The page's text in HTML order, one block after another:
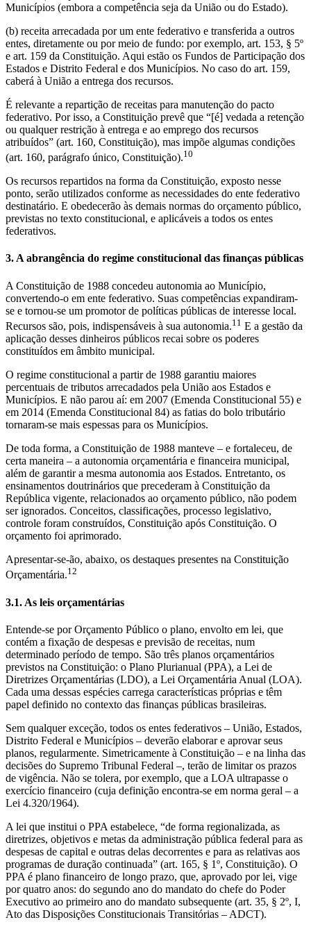
Municípios (embora a competência seja da União ou do Estado).
(b) receita arrecadada por um ente federativo e transferida a outros
entes, diretamente ou por meio de fundo: por exemplo, art. 153, § 5º
e art. 159 da Constituição. Aqui estão os Fundos de Participação dos
Estados e Distrito Federal e dos Municípios. No caso do art. 159,
caberá à União a entrega dos recursos.
É relevante a repartição de receitas para manutenção do pacto
federativo. Por isso, a Constituição prevê que “[é] vedada a retenção
ou qualquer restrição à entrega e ao emprego dos recursos
atribuídos” (art. 160, Constituição), mas impõe algumas condições
(art. 160, parágrafo único, Constituição).10
Os recursos repartidos na forma da Constituição, exposto nesse
ponto, serão utilizados conforme as necessidades do ente federativo
destinatário. E obedecerão às demais normas do orçamento público,
previstas no texto constitucional, e aplicáveis a todos os entes
federativos.
3. A abrangência do regime constitucional das finanças públicas
A Constituição de 1988 concedeu autonomia ao Município,
convertendo-o em ente federativo. Suas competências expandiram-
se e tornou-se um promotor de políticas públicas de interesse local.
Recursos são, pois, indispensáveis à sua autonomia.11 E a gestão da
aplicação desses dinheiros públicos recai sobre os poderes
constituídos em âmbito municipal.
O regime constitucional a partir de 1988 garantiu maiores
percentuais de tributos arrecadados pela União aos Estados e
Municípios. E não parou aí: em 2007 (Emenda Constitucional 55) e
em 2014 (Emenda Constitucional 84) as fatias do bolo tributário
tornaram-se mais espessas para os Municípios.
De toda forma, a Constituição de 1988 manteve – e fortaleceu, de
certa maneira – a autonomia orçamentária e financeira municipal,
além de garantir a mesma autonomia aos Estados. Entretanto, os
ensinamentos doutrinários que precederam à Constituição da
República vigente, relacionados ao orçamento público, não podem
ser ignorados. Conceitos, classificações, processo legislativo,
controle foram construídos, Constituição após Constituição. O
orçamento foi aprimorado.
Apresentar-se-ão, abaixo, os destaques presentes na Constituição
Orçamentária.12
3.1. As leis orçamentárias
Entende-se por Orçamento Público o plano, envolto em lei, que
contém a fixação de despesas e previsão de receitas, num
determinado período de tempo. São três planos orçamentários
previstos na Constituição: o Plano Plurianual (PPA), a Lei de
Diretrizes Orçamentárias (LDO), a Lei Orçamentária Anual (LOA).
Cada uma dessas espécies carrega características próprias e têm
papel definido no contexto das finanças públicas brasileiras.
Sem qualquer exceção, todos os entes federativos – União, Estados,
Distrito Federal e Municípios – deverão elaborar e aprovar seus
planos, regularmente. Simetricamente à Constituição – e na linha das
decisões do Supremo Tribunal Federal –, terão de limitar os prazos
de vigência. Não se tolera, por exemplo, que a LOA ultrapasse o
exercício financeiro (cuja definição encontra-se em norma geral – a
Lei 4.320/1964).
A lei que institui o PPA estabelece, “de forma regionalizada, as
diretrizes, objetivos e metas da administração pública federal para as
despesas de capital e outras delas decorrentes e para as relativas aos
programas de duração continuada” (art. 165, § 1º, Constituição). O
PPA é plano financeiro de longo prazo, que, aprovado por lei, vige
por quatro anos: do segundo ano do mandato do chefe do Poder
Executivo ao primeiro ano do mandato subsequente (art. 35, § 2º, I,
Ato das Disposições Constitucionais Transitórias – ADCT).